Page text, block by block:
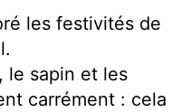
les festivités de
le sapin et les
carrément : cela